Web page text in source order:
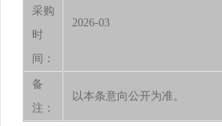
采购
时
间：
2026-03
备
注：
以本条意向公开为准。